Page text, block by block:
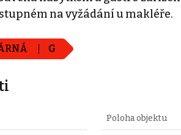
na vyžádání u makléře.
G
Poloha objektu